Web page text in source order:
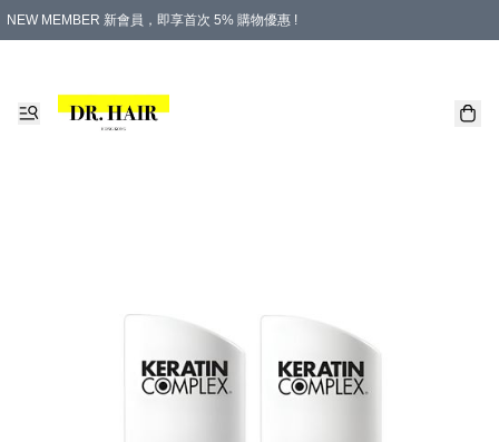
NEW MEMBER 新會員，即享首次 5% 購物優惠 !